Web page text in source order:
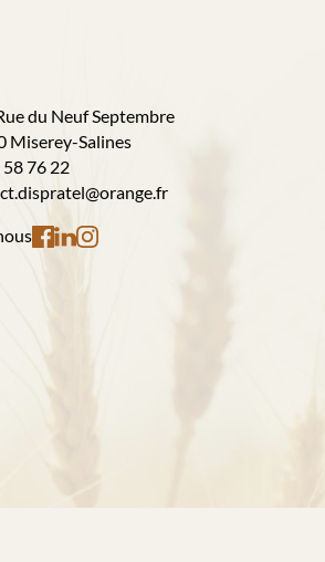
du Neuf Septembre
Miserey-Salines
76 22